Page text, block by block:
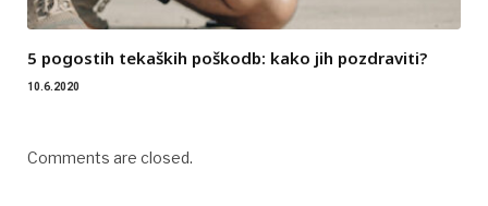
5 pogostih tekaških poškodb: kako jih pozdraviti?
10.6.2020
Comments are closed.